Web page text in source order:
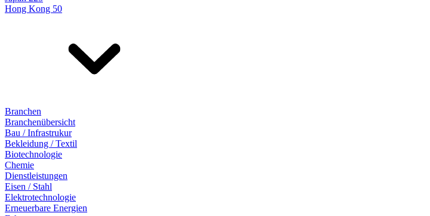
Hong Kong 50
Branchen
Branchenübersicht
Bau / Infrastrukur
Bekleidung / Textil
Biotechnologie
Chemie
Dienstleistungen
Eisen / Stahl
Elektrotechnologie
Erneuerbare Energien